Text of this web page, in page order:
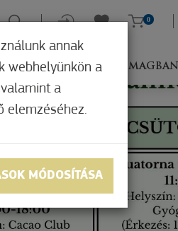
MERRE, MIVEL CSOMAGBAN
0
annak
webhelyünkön a
a
elemzéséhez.
MÓDOSÍTÁSA